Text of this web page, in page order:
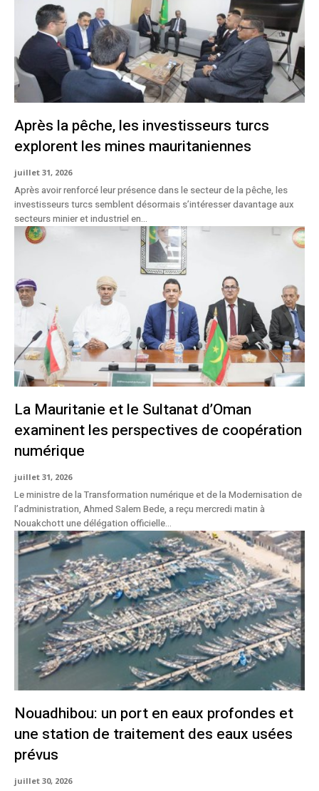
Après la pêche, les investisseurs turcs
explorent les mines mauritaniennes
juillet 31, 2026
Après avoir renforcé leur présence dans le secteur de la pêche, les
investisseurs turcs semblent désormais s’intéresser davantage aux
secteurs minier et industriel en...
La Mauritanie et le Sultanat d’Oman
examinent les perspectives de coopération
numérique
juillet 31, 2026
Le ministre de la Transformation numérique et de la Modernisation de
l’administration, Ahmed Salem Bede, a reçu mercredi matin à
Nouakchott une délégation officielle...
Nouadhibou: un port en eaux profondes et
une station de traitement des eaux usées
prévus
juillet 30, 2026